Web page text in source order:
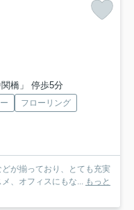
橋」 停歩5分
フローリング
が揃っており、とても充実
、オフィスにもな... もっと